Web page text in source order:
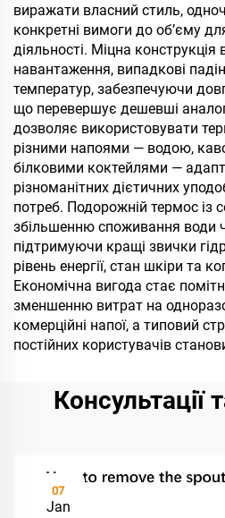
виражати власний стиль,
конкретні вимоги до об’єму
діяльності. Міцна
навантаження, випадкові
температур, забезпечуючи
що перевершує дешевші
дозволяє використовувати
різними напоями — водою,
білковими коктейлями —
різноманітних дієтичних
потреб. Подорожній термос із
збільшенню споживання води
підтримуючи кращі звички
рівень енергії, стан шкіри та
Економічна вигода стає
зменшенню витрат на
комерційні напої, а типовий
постійних користувачів
Консультації
07
Jan